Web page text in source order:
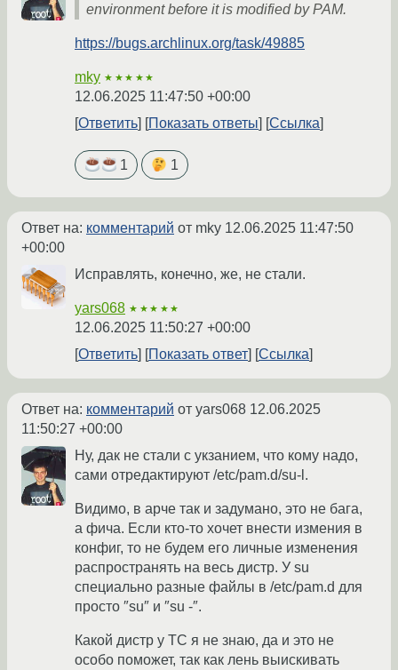
environment before it is modified by PAM.
https://bugs.archlinux.org/task/49885
mky ★★★★★
12.06.2025 11:47:50 +00:00
Ответить
Показать ответы Ссылка
1 1
Ответ на: комментарий от mky 12.06.2025 11:47:50
+00:00
Исправлять, конечно, же, не стали.
yars068 ★★★★★
12.06.2025 11:50:27 +00:00
Ответить
Показать ответ Ссылка
Ответ на: комментарий от yars068 12.06.2025
11:50:27 +00:00
Ну, дак не стали с укзанием, что кому надо,
сами отредактируют /etc/pam.d/su-l.
Видимо, в арче так и задумано, это не бага,
а фича. Если кто-то хочет внести измения в
конфиг, то не будем его личные изменения
распространять на весь дистр. У su
специально разные файлы в /etc/pam.d для
просто ″su″ и ″su -″.
Какой дистр у ТС я не знаю, да и это не
особо поможет, так как лень выискивать